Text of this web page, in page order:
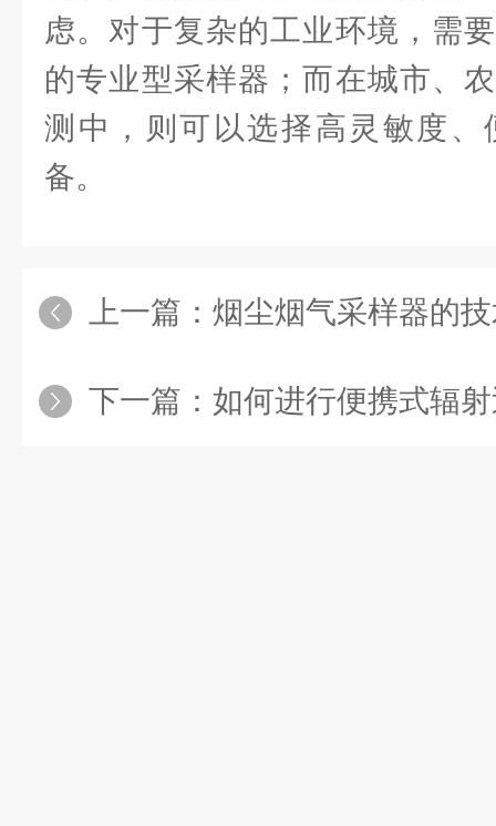
虑。对于复杂的工业环境，需
的专业型采样器；而在城市、
测中，则可以选择高灵敏度、
备。
上一篇： 烟尘烟气采样器的
下一篇： 如何进行便携式辐